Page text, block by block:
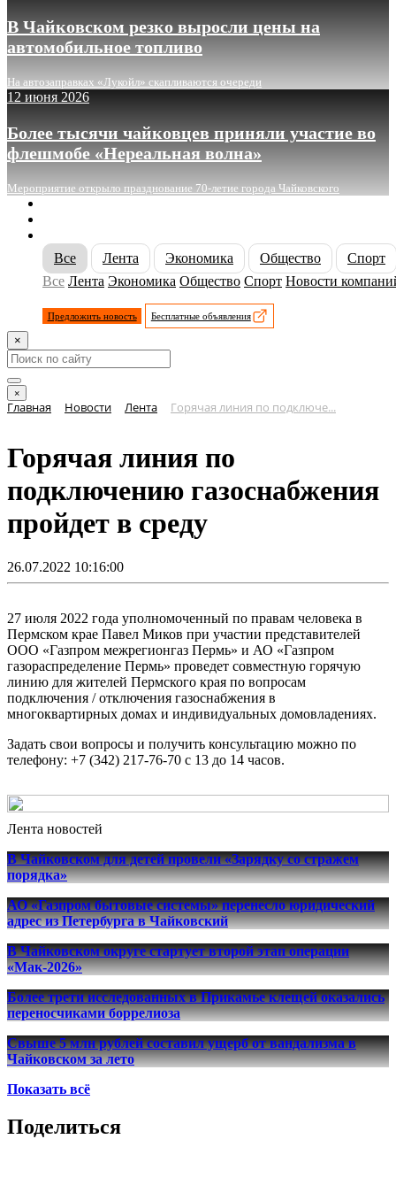
В Чайковском резко выросли цены на
автомобильное топливо
На автозаправках «Лукойл» скапливаются очереди
12 июня 2026
Более тысячи чайковцев приняли участие во
флешмобе «Нереальная волна»
Мероприятие открыло празднование 70-летие города Чайковского
Все
Лента Экономика Общество
Спорт
Все Лента Экономика Общество Спорт Новости
Предложить новость Бесплатные объявления
×
×
Главная Новости Лента Горячая линия по подключе...
Горячая линия по
подключению газоснабжения
пройдет в среду
26.07.2022 10:16:00
27 июля 2022 года уполномоченный по правам человека в
Пермском крае Павел Миков при участии представителей
ООО «Газпром межрегионгаз Пермь» и АО «Газпром
газораспределение Пермь» проведет совместную горячую
линию для жителей Пермского края по вопросам
подключения / отключения газоснабжения в
многоквартирных домах и индивидуальных домовладениях.
Задать свои вопросы и получить консультацию можно по
телефону: +7 (342) 217-76-70 с 13 до 14 часов.
Лента новостей
В Чайковском для детей провели «Зарядку со стражем
порядка»
АО «Газпром бытовые системы» перенесло юридический
адрес из Петербурга в Чайковский
В Чайковском округе стартует второй этап операции
«Мак-2026»
Более трети исследованных в Прикамье клещей оказались
переносчиками боррелиоза
Свыше 5 млн рублей составил ущерб от вандализма в
Чайковском за лето
Показать всё
Поделиться